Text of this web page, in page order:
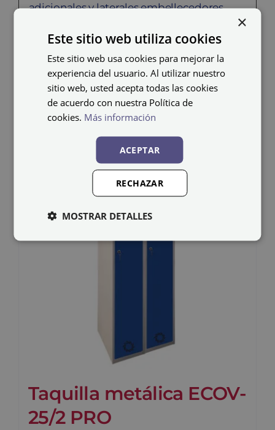
adicionales y laterales embellecedores
Productos relacionados
Taquilla metálica ECOV-
25/2 PRO
×
Este sitio web utiliza cookies
Este sitio web usa cookies para mejorar la
experiencia del usuario. Al utilizar nuestro
sitio web, usted acepta todas las cookies
de acuerdo con nuestra Política de
cookies. Más información
ACEPTAR
RECHAZAR
MOSTRAR DETALLES